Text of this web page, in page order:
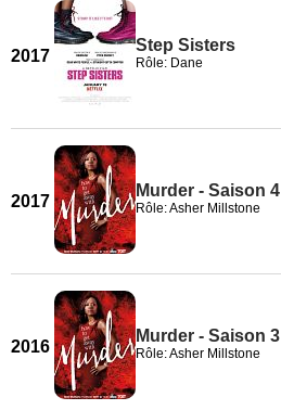
2017
Step Sisters
Rôle: Dane
2017
Murder - Saison 4
Rôle: Asher Millstone
2016
Murder - Saison 3
Rôle: Asher Millstone